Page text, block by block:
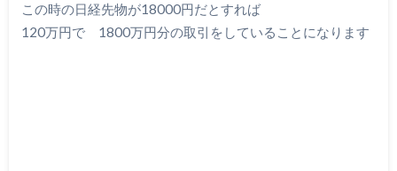
この時の日経先物が18000円だとすれば
120万円で 1800万円分の取引をしていることになります